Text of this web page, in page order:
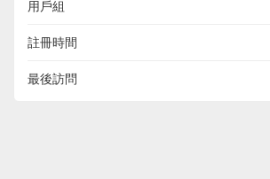
用戶組
註冊時間
最後訪問